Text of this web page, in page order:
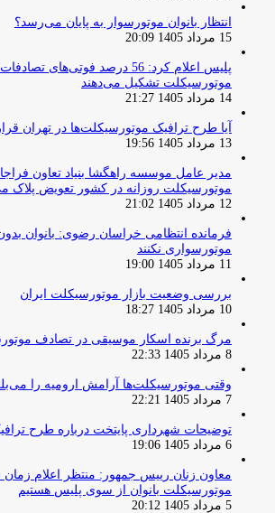
انتظار بانوان موتورسوار به پایان می‌رسد؟
15 مرداد 1405 20:09
پلیس اعلام کرد: 56 درصد فوتی‌های
موتورسیکلت تشکیل می‌دهند
14 مرداد 1405 21:27
آیا طرح ترافیک موتورسیکلت‌ها در تهران
13 مرداد 1405 19:56
مدیر عامل موسسه راهگشا بنیاد تعاون
موتورسیکلت روزانه در کشور تعویض پلاک
12 مرداد 1405 21:02
فرمانده انتظامی خراسان رضوی: بانوان بدون
موتورسواری نکنند
11 مرداد 1405 19:00
بررسی وضعیت بازار موتورسیکلت ایران
10 مرداد 1405 18:27
مرگ برنده اسکار موسیقی در تصادف
8 مرداد 1405 22:33
وقتی موتورسیکلت‌ها آرامش ارومیه را
7 مرداد 1405 22:21
توضیحات شهرداری پایتخت درباره طرح
6 مرداد 1405 19:06
معاون زنان رییس جمهور: منتظر اعلام زمان
موتورسیکلت بانوان از سوی پلیس هستیم
5 مرداد 1405 20:12